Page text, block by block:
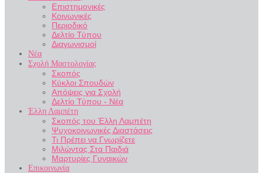
Επιστημονικές
Κοινωνικές
Περιοδικό
Δελτίο Τύπου
Διαγωνισμοί
Νέα
Σχολή Μαστολογίας
Σκοπός
Κύκλοι Σπουδών
Απόψεις για Σχολή
Δελτίο Τύπου - Νέα
Έλλη Λαμπέτη
Σκοπός του Έλλη Λαμπέτη
Ψυχοκοινωνικές Διαστάσεις
Τι Πρέπει να Γνωρίζετε
Μιλώντας Στα Παιδιά
Μαρτυρίες Γυναικών
Επικοινωνία